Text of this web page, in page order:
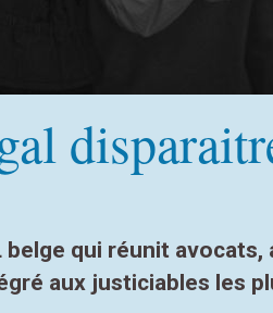
belge qui réunit
aux justiciables les